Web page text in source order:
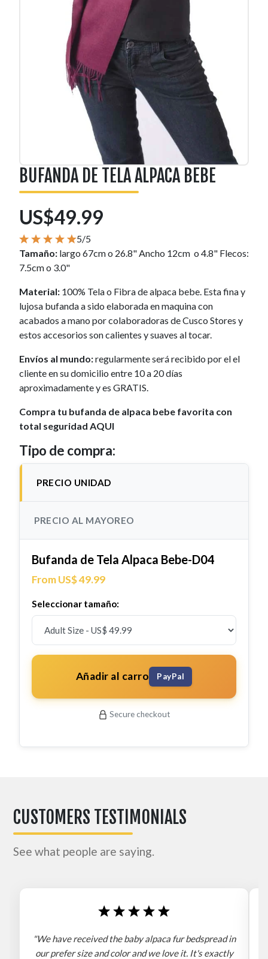
BUFANDA DE TELA ALPACA BEBE
US$49.99
5/5
Tamaño: largo 67cm o 26.8" Ancho 12cm o 4.8" Flecos:
7.5cm o 3.0"
Material: 100% Tela o Fibra de alpaca bebe. Esta fina y
lujosa bufanda a sido elaborada en maquina con
acabados a mano por colaboradoras de Cusco Stores y
estos accesorios son calientes y suaves al tocar.
Envíos al mundo:regularmente será recibido por el el
cliente en su domicilio entre 10 a 20 días
aproximadamente y es GRATIS.
Compra tu bufanda de alpaca bebe favorita con
total seguridad AQUI
Tipo de compra:
PRECIO UNIDAD
PRECIO AL MAYOREO
Bufanda de Tela Alpaca Bebe-D04
From US$ 49.99
Seleccionar tamaño:
Añadir al carro PayPal
Secure checkout
CUSTOMERS TESTIMONIALS
See what people are saying.
"We have received the baby alpaca fur bedspread in
our prefer size and color and we love it. It's exactly